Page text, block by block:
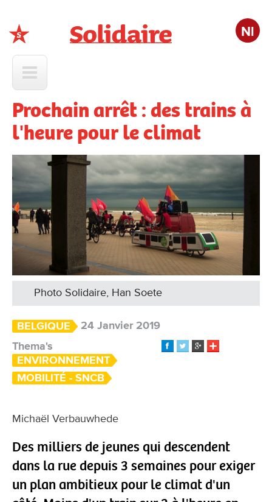
Nl
Prochain arrêt : des trains à
l'heure pour le climat
Photo Solidaire, Han Soete
BELGIQUE
24 Janvier 2019
Thema's
ENVIRONNEMENT
MOBILITÉ - SNCB
Michaël Verbauwhede
Des milliers de jeunes qui descendent
dans la rue depuis 3 semaines pour exiger
un plan ambitieux pour le climat d'un